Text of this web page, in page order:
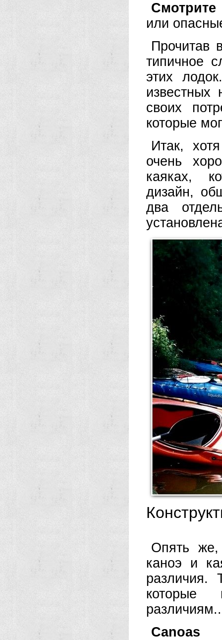
Смотрите
или
Прочитав
типичное
этих
известных
своих
которые
Итак,
очень
каяках,
дизайн,
два
Опять
каноэ и
различия.
которые
различиям..
Canoas